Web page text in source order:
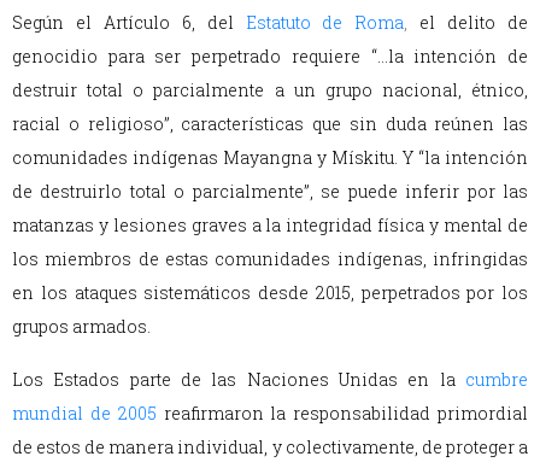
Según el Artículo 6, del Estatuto de Roma, el delito de
genocidio para ser perpetrado requiere “…la intención de
destruir total o parcialmente a un grupo nacional, étnico,
racial o religioso”, características que sin duda reúnen las
comunidades indígenas Mayangna y Mískitu. Y “la intención
de destruirlo total o parcialmente”, se puede inferir por las
matanzas y lesiones graves a la integridad física y mental de
los miembros de estas comunidades indígenas, infringidas
en los ataques sistemáticos desde 2015, perpetrados por los
grupos armados.
Los Estados parte de las Naciones Unidas en la cumbre
mundial de 2005 reafirmaron la responsabilidad primordial
de estos de manera individual, y colectivamente, de proteger a